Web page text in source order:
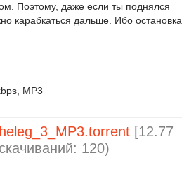
Поэтому, даже если ты поднялся
карабкаться дальше. Ибо остановка
MP3
[12.77
120)